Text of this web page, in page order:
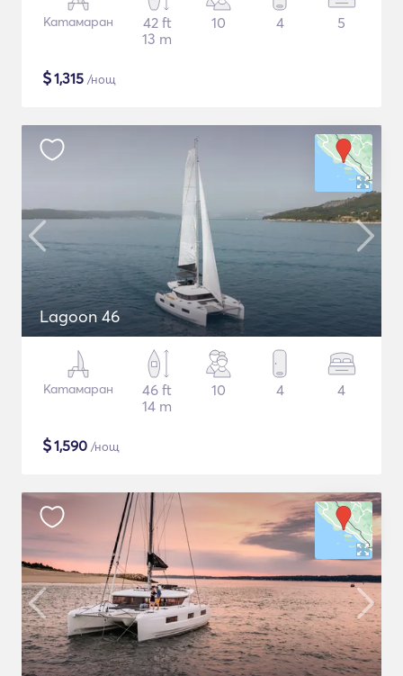
Катамаран
42 ft
13 m
10 4 5
$1,315 /нощ
Lagoon 46
Катамаран
46 ft
14 m
10 4 4
$1,590 /нощ